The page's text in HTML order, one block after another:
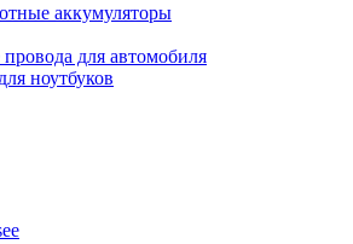
аккумуляторы
для автомобиля
ноутбуков